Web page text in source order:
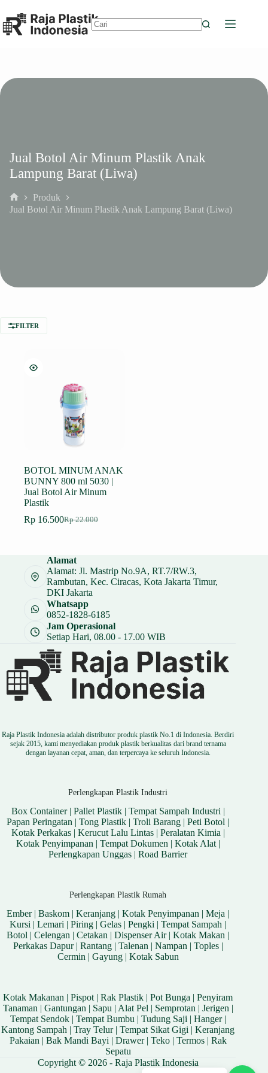
to
content
Jual Botol Air Minum Plastik Anak
Lampung Barat (Liwa)
Home
Produk
Jual Botol Air Minum Plastik Anak Lampung Barat (Liwa)
FILTER
BOTOL MINUM ANAK
BUNNY 800 ml 5030 |
Jual Botol Air Minum
Plastik
Rp22.000
Harga
Rp 22.000.
Rp 16.500Harga
adalah:
Rp 16.500.
Alamat
Alamat: Jl. Mastrip No.9A, RT.7/RW.3,
Rambutan, Kec. Ciracas, Kota Jakarta Timur,
DKI Jakarta
Whatsapp
0852-1828-6185
Jam Operasional
Setiap Hari, 08.00 - 17.00 WIB
Raja Plastik Indonesia adalah distributor produk plastik No.1 di Indonesia. Berdiri
sejak 2015, kami menyediakan produk plastik berkualitas dari brand ternama
dengan layanan cepat, aman, dan terpercaya ke seluruh Indonesia.
Perlengkapan Plastik Industri
Box Container| Pallet Plastik| Tempat Sampah Industri |
Papan Peringatan |Tong Plastik |Troli Barang |Peti Botol |
Kotak Perkakas| Kerucut Lalu Lintas| Peralatan Kimia |
Kotak Penyimpanan | Tempat Dokumen | Kotak Alat|
Perlengkapan Unggas |Road Barrier
Perlengkapan Plastik Rumah
Ember|Baskom |Keranjang |Kotak Penyimpanan |Meja |
Kursi |Lemari |Piring |Gelas |Pengki |Tempat Sampah |
Botol |Celengan |Cetakan |Dispenser Air|Kotak Makan |
Perkakas Dapur| Rantang| Talenan| Nampan| Toples|
Cermin| Gayung| Kotak Sabun
Kotak Makanan |Pispot|Rak Plastik |Pot Bunga |Penyiram
Tanaman| Gantungan| Sapu| Alat Pel| Semprotan| Jerigen|
Tempat Sendok| Tempat Bumbu| Tudung Saji| Hanger|
Kantong Sampah |Tray Telur|Tempat Sikat Gigi |Keranjang
Pakaian| Bak Mandi Bayi| Drawer| Teko| Termos| Rak
Sepatu
Copyright © 2026 - Raja Plastik Indonesia